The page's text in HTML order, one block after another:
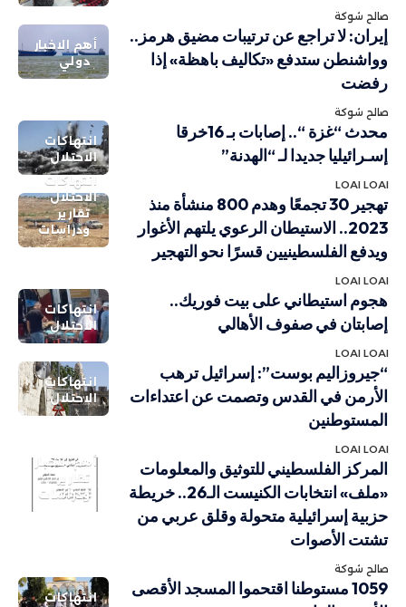
صالح شوكة
أهم الاخبار
دولي
إيران: لا تراجع عن ترتيبات مضيق هرمز..
وواشنطن ستدفع «تكاليف باهظة» إذا
رفضت
صالح شوكة
انتهاكات
الاحتلال
محدث “غزة “.. إصابات بـ 16خرقا
إسـرائيليا جديدا لـ “الهدنة”
LOAI LOAI
انتهاكات
الاحتلال
تقارير
ودراسات
تهجير 30 تجمعًا وهدم 800 منشأة منذ
2023.. الاستيطان الرعوي يلتهم الأغوار
ويدفع الفلسطينيين قسرًا نحو التهجير
LOAI LOAI
انتهاكات
الاحتلال
هجوم استيطاني على بيت فوريك..
إصابتان في صفوف الأهالي
LOAI LOAI
انتهاكات
الاحتلال
“جيروزاليم بوست”: إسرائيل ترهب
الأرمن في القدس وتصمت عن اعتداءات
المستوطنين
LOAI LOAI
أهم الاخبار
تقارير
ودراسات
المركز الفلسطيني للتوثيق والمعلومات
«ملف» انتخابات الكنيست الـ26.. خريطة
حزبية إسرائيلية متحولة وقلق عربي من
تشتت الأصوات
صالح شوكة
انتهاكات
1059 مستوطنا اقتحموا المسجد الأقصى